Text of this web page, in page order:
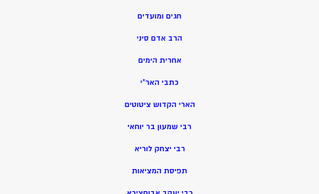
חגים ומועדים
הרב אדם סיני
אחרית הימים
כתבי האר”י
הארי הקדוש ציטוטים
רבי שמעון בר יוחאי
רבי יצחק לוריא
תפיסת המציאות